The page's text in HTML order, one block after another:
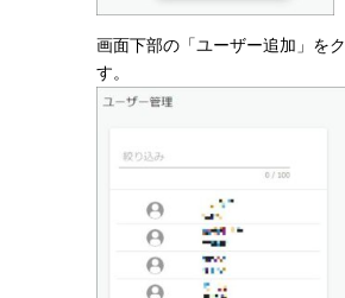
画面下部の「ユーザー追加」を
す。